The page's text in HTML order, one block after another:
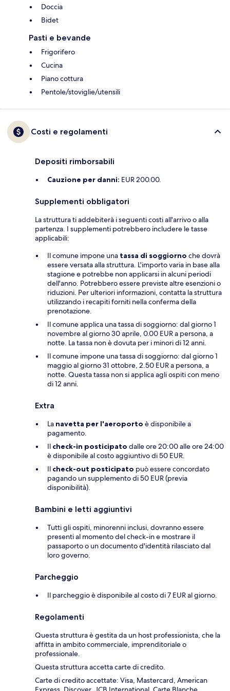
Doccia
Bidet
Pasti e bevande
Frigorifero
Cucina
Piano cottura
Pentole/stoviglie/utensili
Costi e regolamenti
Depositi rimborsabili
Cauzione per danni: EUR 200.00.
Supplementi obbligatori
La struttura ti addebiterà i seguenti costi all'arrivo o alla
partenza. I supplementi potrebbero includere le tasse
applicabili:
Il comune impone una tassa di soggiorno che dovrà
essere versata alla struttura. L'importo varia in base alla
stagione e potrebbe non applicarsi in alcuni periodi
dell'anno. Potrebbero essere previste altre esenzioni o
riduzioni. Per ulteriori informazioni, contatta la struttura
utilizzando i recapiti forniti nella conferma della
prenotazione.
Il comune applica una tassa di soggiorno: dal giorno 1
novembre al giorno 30 aprile, 0.00 EUR a persona, a
notte. La tassa non è dovuta per i minori di 12 anni.
Il comune impone una tassa di soggiorno: dal giorno 1
maggio al giorno 31 ottobre, 2.50 EUR a persona, a
notte. Questa tassa non si applica agli ospiti con meno
di 12 anni.
Extra
La navetta per l'aeroporto è disponibile a
pagamento.
Il check-in posticipato dalle ore 20:00 alle ore 24:00
è disponibile al costo aggiuntivo di 50 EUR.
Il check-out posticipato può essere concordato
pagando un supplemento di 50 EUR (previa
disponibilità).
Bambini e letti aggiuntivi
Tutti gli ospiti, minorenni inclusi, dovranno essere
presenti al momento del check-in e mostrare il
passaporto o un documento d'identità rilasciato dal
loro governo.
Parcheggio
Il parcheggio è disponibile al costo di 7 EUR al giorno.
Regolamenti
Questa struttura è gestita da un host professionista, che la
affitta in ambito commerciale, imprenditoriale o
professionale.
Questa struttura accetta carte di credito.
Carte di credito accettate: Visa, Mastercard, American